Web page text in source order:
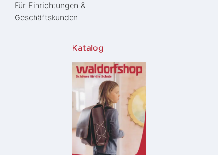
Für Einrichtungen &
Geschäftskunden
Katalog